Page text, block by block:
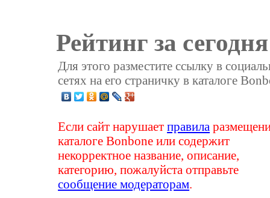
Рейтинг за
Для этого разместите ссылку в
сетях на его страничку в каталоге
Если сайт нарушаетправила
каталоге Bonbone или содержит
некорректное название, описание,
категорию, пожалуйста отправьте
сообщение модераторам